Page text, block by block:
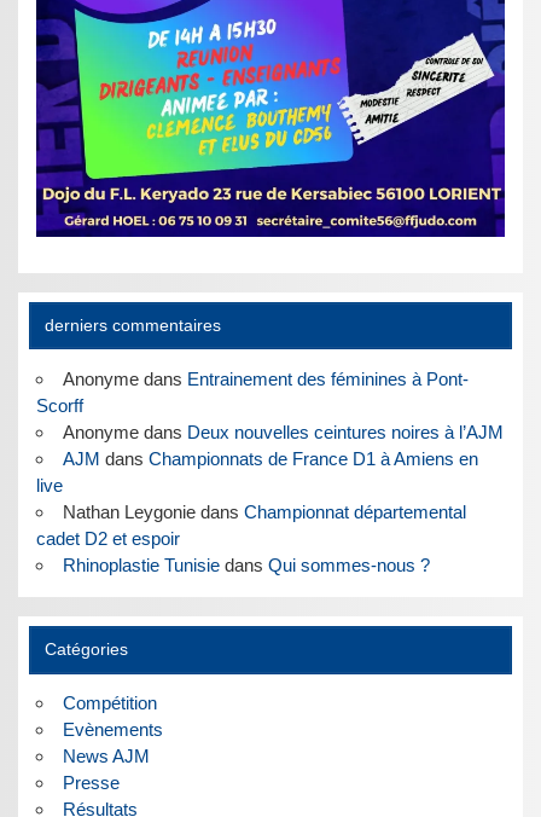
derniers commentaires
Anonymedans Entrainement des féminines à Pont-
Scorff
Anonymedans Deux nouvelles ceintures noires à l’AJM
AJM dans Championnats de France D1 à Amiens en
live
Nathan Leygoniedans Championnat départemental
cadet D2 et espoir
Rhinoplastie Tunisiedans Qui sommes-nous ?
Catégories
Compétition
Evènements
News AJM
Presse
Résultats